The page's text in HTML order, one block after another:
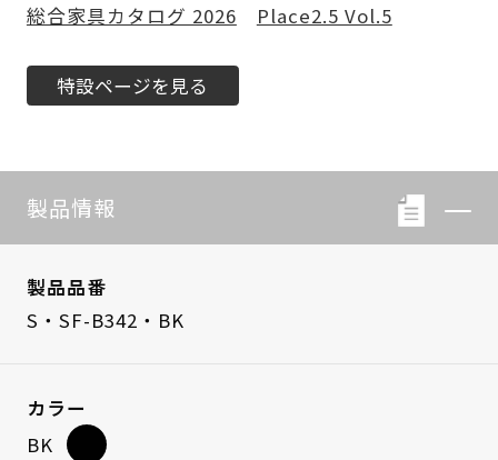
総合家具カタログ 2026 Place2.5 Vol.5
特設ページを見る
製品情報
製品品番
S・SF-B342・BK
カラー
BK